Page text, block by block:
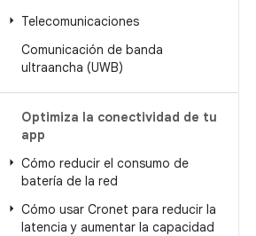
Telecomunicaciones
Comunicación de banda
ultraancha (UWB)
Optimiza la conectividad de tu
app
Cómo reducir el consumo de
batería de la red
Cómo usar Cronet para reducir la
latencia y aumentar la capacidad